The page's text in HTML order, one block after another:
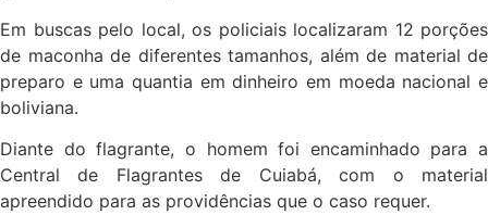
Em buscas pelo local, os policiais localizaram 12 porções
de maconha de diferentes tamanhos, além de material de
preparo e uma quantia em dinheiro em moeda nacional e
boliviana.
Diante do flagrante, o homem foi encaminhado para a
Central de Flagrantes de Cuiabá, com o material
apreendido para as providências que o caso requer.